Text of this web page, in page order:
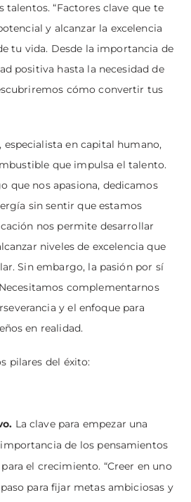
talentos. “Factores clave que te
y alcanzar la excelencia
tu vida. Desde la importancia de
positiva hasta la necesidad de
cómo convertir tus
especialista en capital humano,
que impulsa el talento.
que nos apasiona, dedicamos
sin sentir que estamos
nos permite desarrollar
niveles de excelencia que
Sin embargo, la pasión por sí
complementarnos
y el enfoque para
en realidad.
pilares del éxito:
La clave para empezar una
de los pensamientos
el crecimiento. “Creer en uno
para fijar metas ambiciosas y